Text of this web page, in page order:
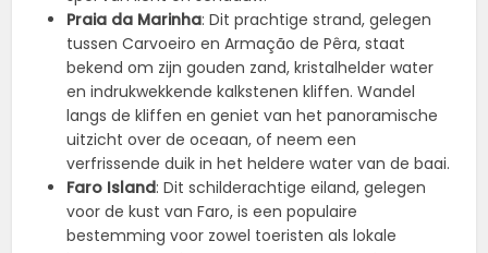
Praia da Marinha: Dit prachtige strand, gelegen
tussen Carvoeiro en Armação de Pêra, staat
bekend om zijn gouden zand, kristalhelder water
en indrukwekkende kalkstenen kliffen. Wandel
langs de kliffen en geniet van het panoramische
uitzicht over de oceaan, of neem een
verfrissende duik in het heldere water van de baai.
Faro Island: Dit schilderachtige eiland, gelegen
voor de kust van Faro, is een populaire
bestemming voor zowel toeristen als lokale